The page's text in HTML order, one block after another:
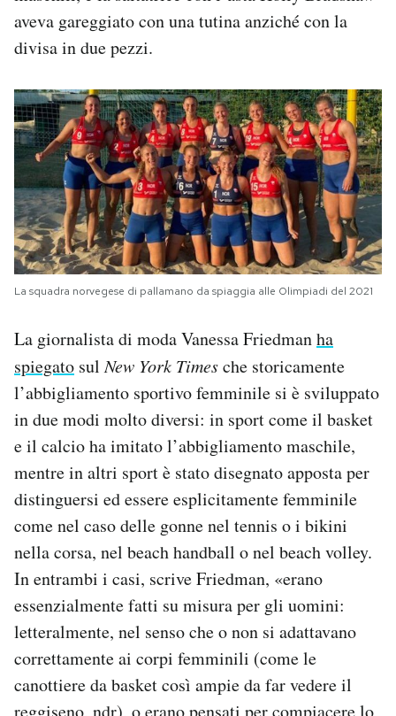
aveva gareggiato con una tutina anziché con la
divisa in due pezzi.
La squadra norvegese di pallamano da spiaggia alle Olimpiadi del 2021
La giornalista di moda Vanessa Friedmanha
spiegato sulNew York Timesche storicamente
l’abbigliamento sportivo femminile si è sviluppato
in due modi molto diversi: in sport come il basket
e il calcio ha imitato l’abbigliamento maschile,
mentre in altri sport è stato disegnato apposta per
distinguersi ed essere esplicitamente femminile
come nel caso delle gonne nel tennis o i bikini
nella corsa, nel beach handball o nel beach volley.
In entrambi i casi, scrive Friedman, «erano
essenzialmente fatti su misura per gli uomini:
letteralmente, nel senso che o non si adattavano
correttamente ai corpi femminili (come le
canottiere da basket così ampie da far vedere il